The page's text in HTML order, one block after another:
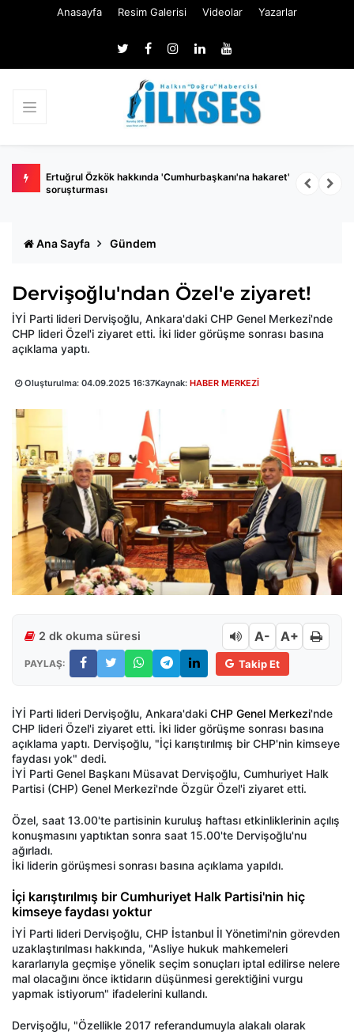
Anasayfa Resim Galerisi Videolar Yazarlar
belli
Ertuğrul Özkök hakkında 'Cumhurbaşkanı'na hakaret'
soruşturması
Ana Sayfa Gündem
Dervişoğlu'ndan Özel'e ziyaret!
İYİ Parti lideri Dervişoğlu, Ankara'daki CHP Genel Merkezi'nde
CHP lideri Özel'i ziyaret etti. İki lider görüşme sonrası basına
açıklama yaptı.
Oluşturulma: 04.09.2025 16:37Kaynak: HABER MERKEZİ
2 dk okuma süresi A- A+
PAYLAŞ: Takip Et
İYİ Parti lideri Dervişoğlu, Ankara'daki CHP Genel Merkezi'nde
CHP lideri Özel'i ziyaret etti. İki lider görüşme sonrası basına
açıklama yaptı. Dervişoğlu, "İçi karıştırılmış bir CHP'nin kimseye
faydası yok" dedi.
İYİ Parti Genel Başkanı Müsavat Dervişoğlu, Cumhuriyet Halk
Partisi (CHP) Genel Merkezi'nde Özgür Özel'i ziyaret etti.
Özel, saat 13.00'te partisinin kuruluş haftası etkinliklerinin açılış
konuşmasını yaptıktan sonra saat 15.00'te Dervişoğlu'nu
ağırladı.
İki liderin görüşmesi sonrası basına açıklama yapıldı.
İçi karıştırılmış bir Cumhuriyet Halk Partisi'nin hiç
kimseye faydası yoktur
İYİ Parti lideri Dervişoğlu, CHP İstanbul İl Yönetimi'nin görevden
uzaklaştırılması hakkında, "Asliye hukuk mahkemeleri
kararlarıyla geçmişe yönelik seçim sonuçları iptal edilirse nelere
mal olacağını önce iktidarın düşünmesi gerektiğini vurgu
yapmak istiyorum" ifadelerini kullandı.
Dervişoğlu, "Özellikle 2017 referandumuyla alakalı olarak